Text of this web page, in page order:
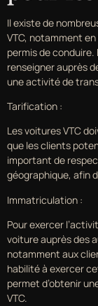
Il existe de
VTC, notamment
permis de
renseigner auprès
une activité de
Tarification :
Les voitures VTC
que les clients
important de
géographique, afin
Immatriculation :
Pour exercer
voiture auprès des
notamment aux
habilité à exercer
permet d’obtenir
VTC.